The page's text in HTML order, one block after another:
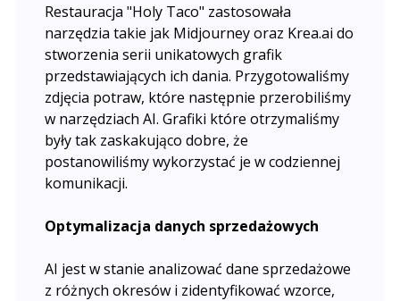
Restauracja "Holy Taco" zastosowała
narzędzia takie jak Midjourney oraz Krea.ai do
stworzenia serii unikatowych grafik
przedstawiających ich dania. Przygotowaliśmy
zdjęcia potraw, które następnie przerobiliśmy
w narzędziach AI. Grafiki które otrzymaliśmy
były tak zaskakująco dobre, że
postanowiliśmy wykorzystać je w codziennej
komunikacji.
Optymalizacja danych sprzedażowych
AI jest w stanie analizować dane sprzedażowe
z różnych okresów i zidentyfikować wzorce,